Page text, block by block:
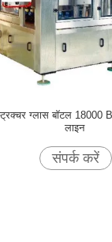
ग्लास बॉटल 18000
लाइन
संपर्क करें